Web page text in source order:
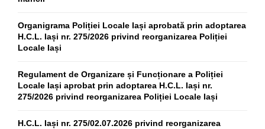
Organigrama Poliției Locale Iași aprobată prin adoptarea
H.C.L. Iași nr. 275/2026 privind reorganizarea Poliției
Locale Iași
Regulament de Organizare și Funcționare a Poliției
Locale Iași aprobat prin adoptarea H.C.L. Iași nr.
275/2026 privind reorganizarea Poliției Locale Iași
H.C.L. Iași nr. 275/02.07.2026 privind reorganizarea